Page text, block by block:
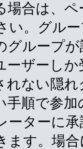
場合は、
い。グル
グループ
ーザーし
れない隠
手順で参
ーターに
ます。場